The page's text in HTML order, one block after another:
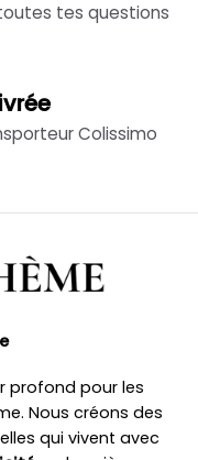
tes questions
Colissimo
profond pour les
Nous créons des
qui vivent avec